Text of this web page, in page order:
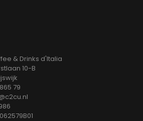
& Drinks d'Italia
10-B
79